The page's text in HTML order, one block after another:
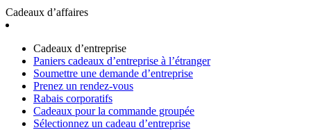
Cadeaux d’affaires
Cadeaux d’entreprise
Paniers cadeaux d’entreprise à l’étranger
Soumettre une demande d’entreprise
Prenez un rendez-vous
Rabais corporatifs
Cadeaux pour la commande groupée
Sélectionnez un cadeau d’entreprise